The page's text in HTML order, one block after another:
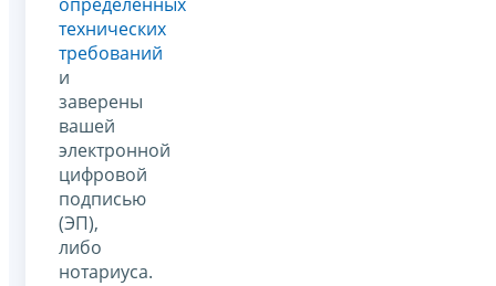
технических
требований
и
заверены
вашей
электронной
цифровой
подписью
(ЭП),
либо
нотариуса.